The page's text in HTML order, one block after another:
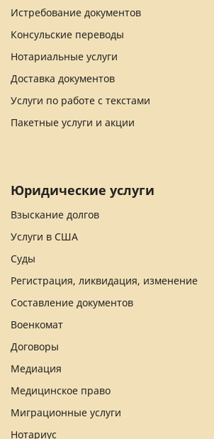
Истребование документов
Консульские переводы
Нотариальные услуги
Доставка документов
Услуги по работе с текстами
Пакетные услуги и акции
Юридические услуги
Взыскание долгов
Услуги в США
Суды
Регистрация, ликвидация, изменение
Составление документов
Военкомат
Договоры
Медиация
Медицинское право
Миграционные услуги
Нотариус